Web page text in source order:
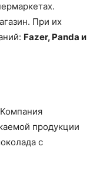
При их
Fazer, Panda и
продукции
с